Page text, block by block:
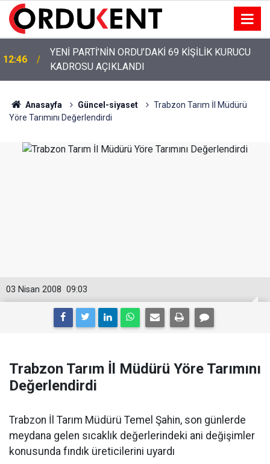
12:46
YENİ PARTİ’NİN ORDU’DAKİ 69 KİŞİLİK KURUCU
KADROSU AÇIKLANDI
Anasayfa Güncel-siyaset
Trabzon Tarım İl Müdürü
Yöre Tarımını Değerlendirdi
09:03
03 Nisan 2008
Trabzon Tarım İl Müdürü Yöre Tarımını
Değerlendirdi
Trabzon İl Tarım Müdürü Temel Şahin, son günlerde
meydana gelen sıcaklık değerlerindeki ani değişimler
konusunda fındık üreticilerini uyardı